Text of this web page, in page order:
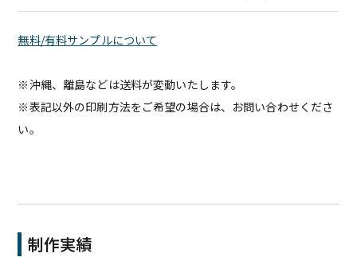
無料/有料サンプルについて
※沖縄、離島などは送料が変動いたします。
※表記以外の印刷方法をご希望の場合は、お問い合わせくださ
い。
制作実績